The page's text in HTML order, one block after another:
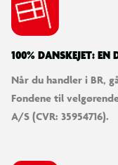
KUNDESERVICE
Kontakt os
Levering
Ordrestatus